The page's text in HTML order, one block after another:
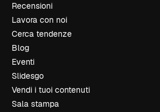
Recensioni
Lavora con noi
Cerca tendenze
Blog
Eventi
Slidesgo
Vendi i tuoi contenuti
Sala stampa